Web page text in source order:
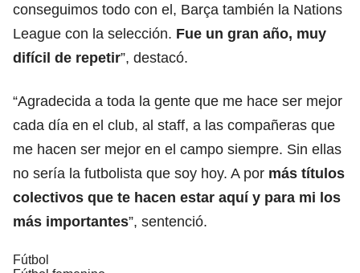
conseguimos todo con el, Barça también la Nations
League con la selección. Fue un gran año, muy
difícil de repetir”, destacó.
“Agradecida a toda la gente que me hace ser mejor
cada día en el club, al staff, a las compañeras que
me hacen ser mejor en el campo siempre. Sin ellas
no sería la futbolista que soy hoy. A por más títulos
colectivos que te hacen estar aquí y para mi los
más importantes”, sentenció.
Fútbol